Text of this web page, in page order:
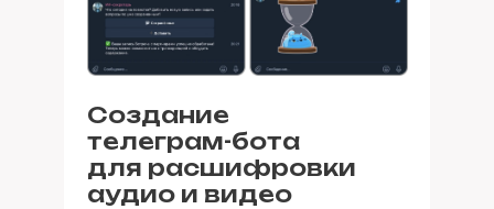
Создание
телеграм-бота
для расшифровки
аудио и видео